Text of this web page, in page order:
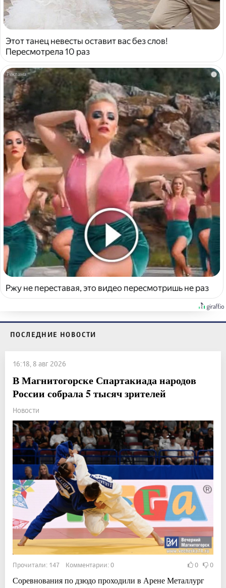
Этот танец невесты оставит вас без слов!
Пересмотрела 10 раз
i
Ржу не переставая, это видео пересмотришь не раз
ПОСЛЕДНИЕ НОВОСТИ
16:18, 8 авг 2026
В Магнитогорске Спартакиада народов
России собрала 5 тысяч зрителей
Новости
Прочитали: 147 Комментарии: 0 0 0
Соревнования по дзюдо проходили в Арене Металлург